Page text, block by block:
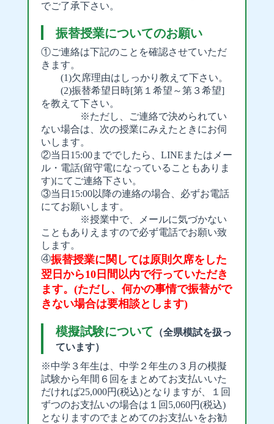
でご了承下さい。
振替授業についてのお願い
①ご連絡は下記のことを確認させていただ
きます。
(1)欠席理由はしっかり教えて下さい。
(2)振替希望日時[第１希望～第３希望]
を教えて下さい。
※ただし、ご連絡で決められてい
ない場合は、次の授業にみえたときにお伺
いします。
②当日15:00まででしたら、LINEまたはメー
ル・電話(留守電になっていることもありま
す)にてご連絡下さい。
③当日15:00以降の連絡の場合、必ずお電話
にてお願いします。
※授業中で、メールに気づかない
こともありえますので必ず電話でお願い致
します。
④振替授業に関しては原則欠席をした
翌日から10日間以内で行っていただき
ます。(ただし、何かの事情で振替がで
きない場合は要相談とします)
模擬試験について （全県模試を扱っ
ています）
※中学３年生は、中学２年生の３月の模擬
試験から年間６回をまとめてお支払いいた
だければ25,000円(税込)となりますが、１回
ずつのお支払いの場合は１回5,060円(税込)
となりますのでまとめてのお支払いをお勧